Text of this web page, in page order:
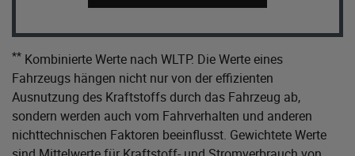
** Kombinierte Werte nach WLTP. Die Werte eines
Fahrzeugs hängen nicht nur von der effizienten
Ausnutzung des Kraftstoffs durch das Fahrzeug ab,
sondern werden auch vom Fahrverhalten und anderen
nichttechnischen Faktoren beeinflusst. Gewichtete Werte